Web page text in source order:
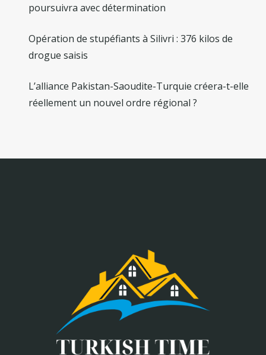
poursuivra avec détermination
Opération de stupéfiants à Silivri : 376 kilos de
drogue saisis
L’alliance Pakistan-Saoudite-Turquie créera-t-elle
réellement un nouvel ordre régional ?